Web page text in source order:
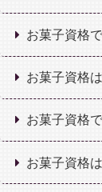
お菓子資格
お菓子資格
お菓子資格
お菓子資格